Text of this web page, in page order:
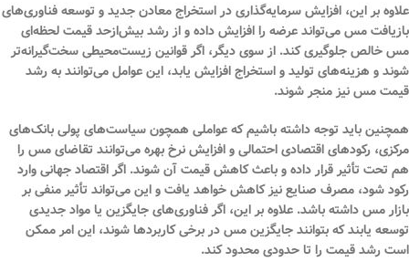
علاوه بر این، افزایش سرمایه‌گذاری در استخراج معادن جدید و توسعه فناوری‌های
بازیافت مس می‌تواند عرضه را افزایش داده و از رشد بیش‌ازحد قیمت لحظه‌ای
مس خالص جلوگیری کند. از سوی دیگر، اگر قوانین زیست‌محیطی سخت‌گیرانه‌تر
شوند و هزینه‌های تولید و استخراج افزایش یابد، این عوامل می‌توانند به رشد
قیمت مس نیز منجر شوند.
همچنین باید توجه داشته باشیم که عواملی همچون سیاست‌های پولی بانک‌های
مرکزی، رکودهای اقتصادی احتمالی و افزایش نرخ بهره می‌توانند تقاضای مس را
هم تحت تأثیر قرار داده و باعث کاهش قیمت آن شوند. اگر اقتصاد جهانی وارد
رکود شود، مصرف صنایع نیز کاهش خواهد یافت و این می‌تواند تأثیر منفی بر
بازار مس داشته باشد. علاوه بر این، اگر فناوری‌های جایگزین یا مواد جدیدی
توسعه یابند که بتوانند جایگزین مس در برخی کاربردها شوند، این امر ممکن
است رشد قیمت را تا حدودی محدود کند.